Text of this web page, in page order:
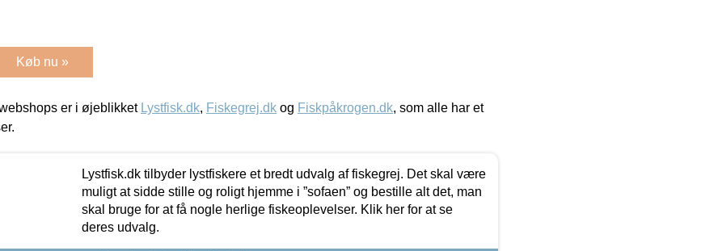
Køb nu »
er i øjeblikket Lystfisk.dk, Fiskegrej.dk og Fiskpåkrogen.dk, som alle har et
Lystfisk.dk tilbyder lystfiskere et bredt udvalg af fiskegrej. Det skal være
muligt at sidde stille og roligt hjemme i ”sofaen” og bestille alt det, man
skal bruge for at få nogle herlige fiskeoplevelser. Klik her for at se
deres udvalg.